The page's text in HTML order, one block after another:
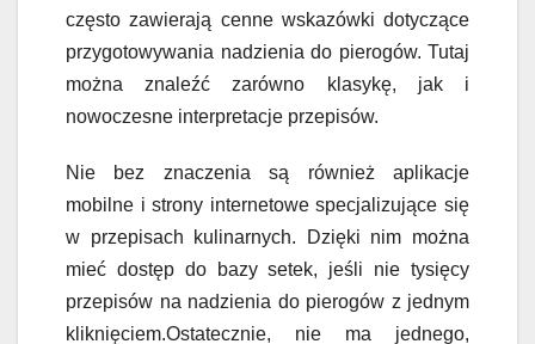
często zawierają cenne wskazówki dotyczące
przygotowywania nadzienia do pierogów. Tutaj
można znaleźć zarówno klasykę, jak i
nowoczesne interpretacje przepisów.
Nie bez znaczenia są również aplikacje
mobilne i strony internetowe specjalizujące się
w przepisach kulinarnych. Dzięki nim można
mieć dostęp do bazy setek, jeśli nie tysięcy
przepisów na nadzienia do pierogów z jednym
kliknięciem.Ostatecznie, nie ma jednego,